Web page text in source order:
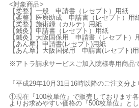
<対象商品>
【柔整】一般 申請書（レセプト）用紙
【柔整】医療助成 申請書（レセプト）用
【柔整】施術録（カルテ）用紙
【鍼灸】申請書（レセプト）用紙
【鍼灸】大阪国保用 申請書（レセプト）
【あん摩】申請書(レセプト)用紙
【あん摩】大阪国保用 申請書(レセプト)
※アトラ請求サービスご加入院様専用商品
『平成29年10月31日16時以降のご注文分
①現在『100枚単位』で販売しております
よりお求めやすい価格の『500枚単位』とし